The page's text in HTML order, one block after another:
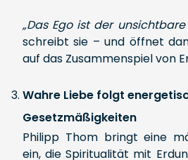
„Das Ego ist der
schreibt sie – und öffnet
auf das Zusammenspiel von
Wahre Liebe folgt
Gesetzmäßigkeiten
Philipp Thom bringt eine
ein, die Spiritualität mit